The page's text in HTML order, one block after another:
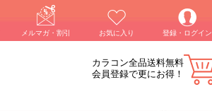
メルマガ・割引 お気に入り 登録・ログイン
カラコン全品送料無料
会員登録で更にお得！